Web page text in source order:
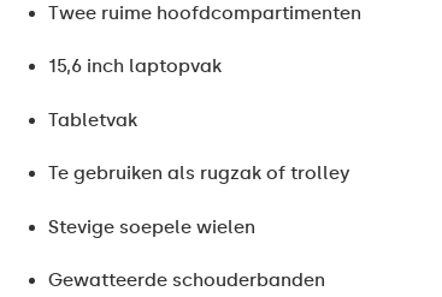
Twee ruime hoofdcompartimenten
15,6 inch laptopvak
Tabletvak
Te gebruiken als rugzak of trolley
Stevige soepele wielen
Gewatteerde schouderbanden